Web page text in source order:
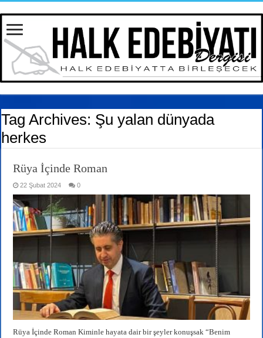
Tag Archives: Şu yalan dünyada
herkes
Rüya İçinde Roman
22 Şubat 2024 0
Rüya İçinde Roman Kiminle hayata dair bir şeyler konuşsak “Benim